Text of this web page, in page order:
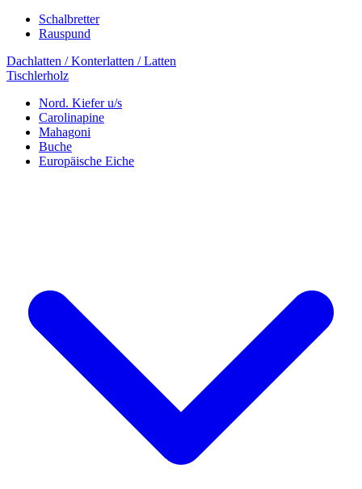
Schalbretter
Rauspund
Dachlatten / Konterlatten / Latten
Tischlerholz
Nord. Kiefer u/s
Carolinapine
Mahagoni
Buche
Europäische Eiche